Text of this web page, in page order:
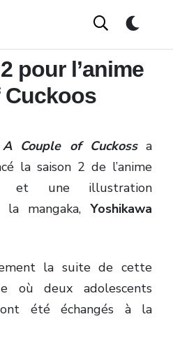
pour l’anime
Cuckoos
A Couple of Cuckossa
la saison 2 de l’anime
et une illustration
la mangaka,Yoshikawa
la suite de cette
où deux adolescents
ont été échangés à la